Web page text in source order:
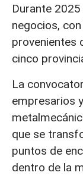
Durante
negocios,
provenientes
cinco
La
empresarios
que se
puntos de
dentro de la